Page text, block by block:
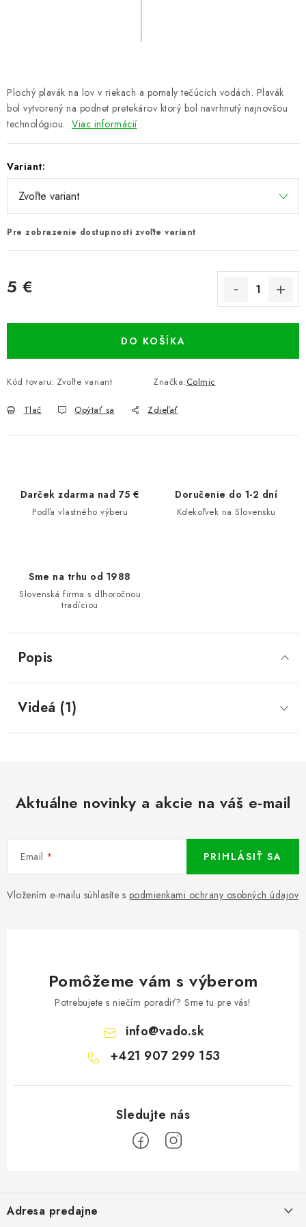
NAVIJAKY
PRÚTY
KONTAKTY
ZNAČKY
Navštívte našu predajňu vo Dvoroch nad Žitavou »
Plochý plavák na lov v riekach a pomaly tečúcich vodách. Plavák
bol vytvorený na podnet pretekárov ktorý bol navrhnutý najnovšou
technológiou. Viac informácií
Variant:
Pre zobrazenie dostupnosti zvoľte variant
5 €
DO KOŠÍKA
Kód tovaru: Zvoľte variant Značka:Colmic
Tlač Opýtať sa Zdieľať
Darček zdarma nad 75 €
Podľa vlastného výberu
Doručenie do 1-2 dní
Kdekoľvek na Slovensku
Sme na trhu od 1988
Slovenská firma s dlhoročnou
tradíciou
Popis
Videá (1)
Aktuálne novinky a akcie na váš e-mail
Email
Vložením e-mailu súhlasíte s podmienkami ochrany osobných údajov
PRIHLÁSIŤ SA
Pomôžeme vám s výberom
Potrebujete s niečím poradiť? Sme tu pre vás!
info@vado.sk
+421 907 299 153
pAdresa predajne